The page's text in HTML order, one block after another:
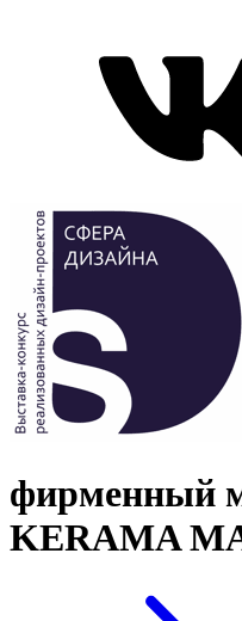
фирменный
KERAMA